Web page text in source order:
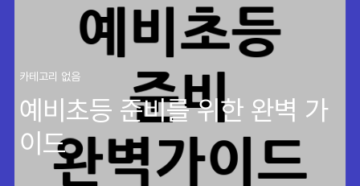
카테고리 없음
예비초등 준비를 위한 완벽 가
이드